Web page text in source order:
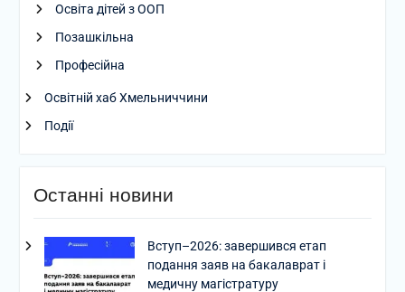
Освіта дітей з ООП
Позашкільна
Професійна
Освітній хаб Хмельниччини
Події
Останні новини
Вступ–2026: завершився етап
подання заяв на бакалаврат і
медичну магістратуру